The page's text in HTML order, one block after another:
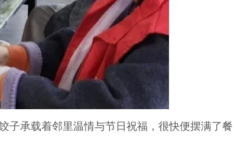
承载着邻里温情与节日祝福，很快便摆满了餐